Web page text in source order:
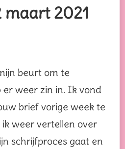
maart 2021
beurt om te
er weer zin in. Ik vond
brief vorige week te
ik weer vertellen over
schrijfproces gaat en